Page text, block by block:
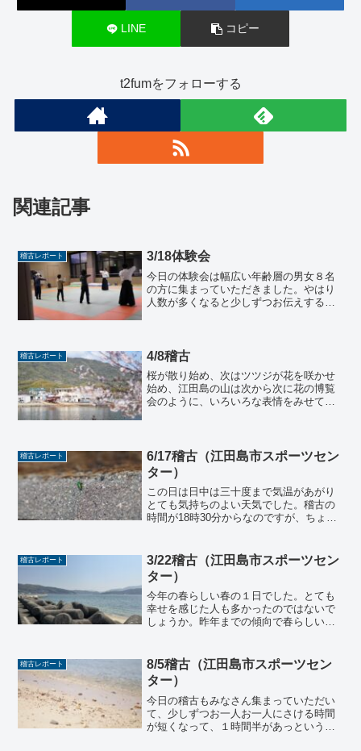
LINE コピー
t2fumをフォローする
関連記事
稽古レポート 3/18体験会
今日の体験会は幅広い年齢層の男女８名
の方に集まっていただきました。やはり
人数が多くなると少しずつお伝えする難
た。今日の内容で合気道の楽...
稽古レポート 4/8稽古
桜が散り始め、次はツツジが花を咲かせ
始め、江田島の山は次から次に花の博覧
会のように、いろいろな表情をみせてく
忘れて後で付け加えたりし...
稽古レポート
6/17稽古（江田島市スポーツセン
ター）
この日は日中は三十度まで気温があがり
とても気持ちのよい天気でした。稽古の
時間が18時30分からなのですが、ちょう
も日が陰って稽古しやすくなるのです。
真夏はもう少し遅くま...
稽古レポート
3/22稽古（江田島市スポーツセン
ター）
今年の春らしい春の１日でした。とても
幸せを感じた人も多かったのではないで
しょうか。昨年までの傾向で春らしい日
す。やはり春はいいものです。貴重な日
を感じながら、稽古に打ち込...
稽古レポート
8/5稽古（江田島市スポーツセン
ター）
今日の稽古もみなさん集まっていただい
て、少しずつお一人お一人にさける時間
が短くなって、１時間半があっという間